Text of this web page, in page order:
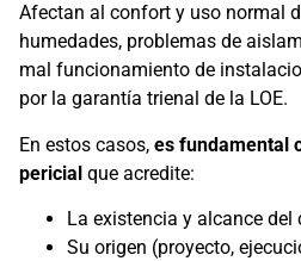
Afectan al confort y uso normal
humedades, problemas de
mal funcionamiento de
por la garantía trienal de la LOE.
En estos casos, es fundamental
pericial que acredite:
La existencia y alcance del
Su origen (proyecto,